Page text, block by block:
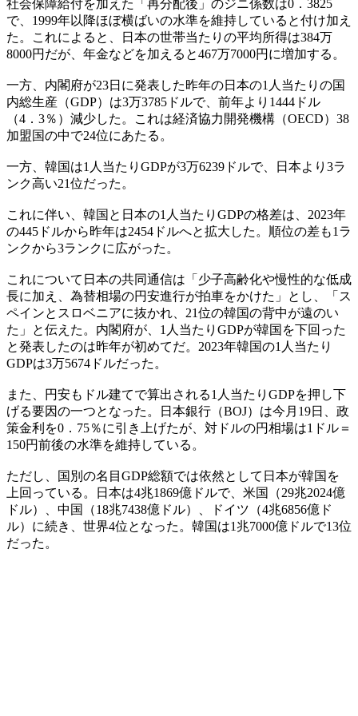
社会保障給付を加えた「再分配後」のジニ係数は0．3825
で、1999年以降ほぼ横ばいの水準を維持していると付け加え
た。これによると、日本の世帯当たりの平均所得は384万
8000円だが、年金などを加えると467万7000円に増加する。
一方、内閣府が23日に発表した昨年の日本の1人当たりの国
内総生産（GDP）は3万3785ドルで、前年より1444ドル
（4．3％）減少した。これは経済協力開発機構（OECD）38
加盟国の中で24位にあたる。
一方、韓国は1人当たりGDPが3万6239ドルで、日本より3ラ
ンク高い21位だった。
これに伴い、韓国と日本の1人当たりGDPの格差は、2023年
の445ドルから昨年は2454ドルへと拡大した。順位の差も1ラ
ンクから3ランクに広がった。
これについて日本の共同通信は「少子高齢化や慢性的な低成
長に加え、為替相場の円安進行が拍車をかけた」とし、「ス
ペインとスロベニアに抜かれ、21位の韓国の背中が遠のい
た」と伝えた。内閣府が、1人当たりGDPが韓国を下回った
と発表したのは昨年が初めてだ。2023年韓国の1人当たり
GDPは3万5674ドルだった。
また、円安もドル建てで算出される1人当たりGDPを押し下
げる要因の一つとなった。日本銀行（BOJ）は今月19日、政
策金利を0．75％に引き上げたが、対ドルの円相場は1ドル＝
150円前後の水準を維持している。
ただし、国別の名目GDP総額では依然として日本が韓国を
上回っている。日本は4兆1869億ドルで、米国（29兆2024億
ドル）、中国（18兆7438億ドル）、ドイツ（4兆6856億ド
ル）に続き、世界4位となった。韓国は1兆7000億ドルで13位
だった。